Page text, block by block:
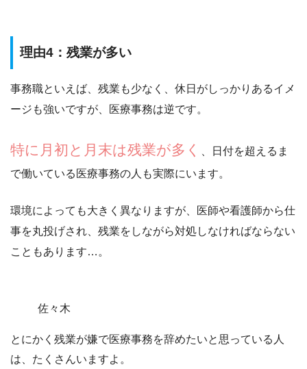
理由4：残業が多い
事務職といえば、残業も少なく、休日がしっかりあるイメ
ージも強いですが、医療事務は逆です。
特に月初と月末は残業が多く
、日付を超えるま
で働いている医療事務の人も実際にいます。
環境によっても大きく異なりますが、
医師や看護師から仕
事を丸投げされ 、残業をしながら対処しなければならない
こともあります…。
佐々木
とにかく残業が嫌で医療事務を辞めたいと思っている人
は、たくさんいますよ。